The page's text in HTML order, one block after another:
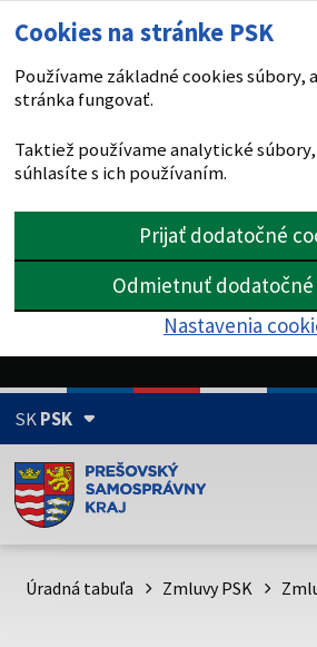
Cookies na stránke PSK
Používame základné cookies súbory,
stránka fungovať.
Taktiež používame analytické
súhlasíte s ich používaním.
Prijať dodatočné
Odmietnuť dodatočné
Nastavenia
SKPSK
Doména psk.sk je oficiálna
Toto je oficiálna webová stránka
psk.sk.
Úradná tabuľa Zmluvy PSK